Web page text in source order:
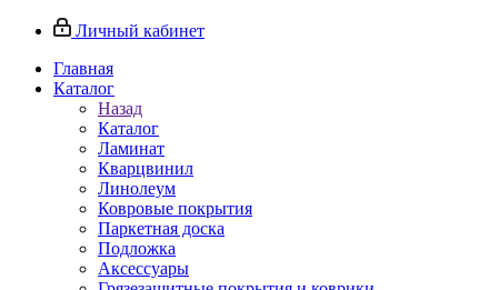
Личный кабинет
Главная
Каталог
Назад
Каталог
Ламинат
Кварцвинил
Линолеум
Ковровые покрытия
Паркетная доска
Подложка
Аксессуары